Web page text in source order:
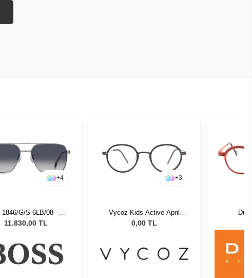
+4
1846/G/S 6LB/08 - 58
Güneş Gözlüğü
11.830,00 TL
+3
Vycoz Kids Active April
GOL 44-20 135
0,00 TL